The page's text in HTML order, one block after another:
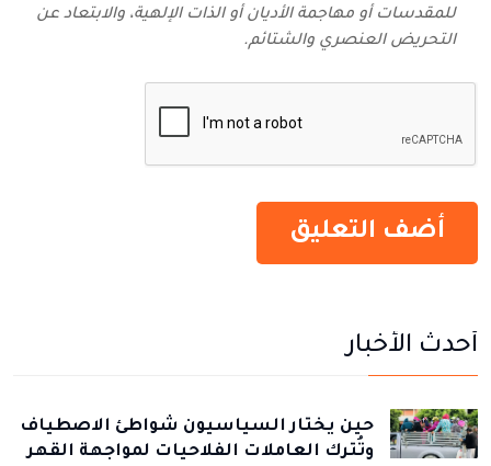
للمقدسات أو مهاجمة الأديان أو الذات الإلهية، والابتعاد عن
التحريض العنصري والشتائم‬.
أحدث الأخبار
حين يختار السياسيون شواطئ الاصطياف
وتُترك العاملات الفلاحيات لمواجهة القهر